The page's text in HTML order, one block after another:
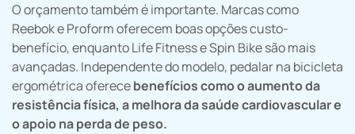
O orçamento também é importante. Marcas como
Reebok e Proform oferecem boas opções custo-
benefício, enquanto Life Fitness e Spin Bike são mais
avançadas. Independente do modelo, pedalar na bicicleta
ergométrica oferecebenefícios como o aumento da
resistência física, a melhora da saúde cardiovascular e
o apoio na perda de peso.